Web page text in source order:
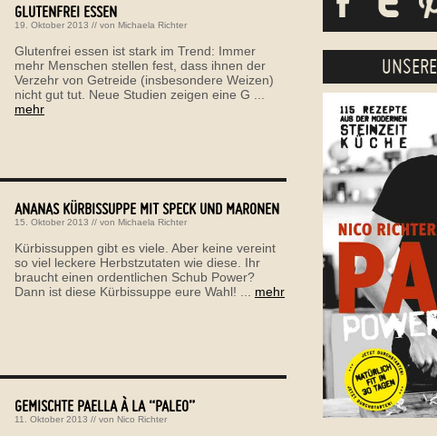
GLUTENFREI ESSEN
19. Oktober 2013 // von Michaela Richter
Glutenfrei essen ist stark im Trend: Immer
mehr Menschen stellen fest, dass ihnen der
Verzehr von Getreide (insbesondere Weizen)
nicht gut tut. Neue Studien zeigen eine G ...
mehr
ANANAS KÜRBISSUPPE MIT SPECK UND MARONEN
15. Oktober 2013 // von Michaela Richter
Kürbissuppen gibt es viele. Aber keine vereint
so viel leckere Herbstzutaten wie diese. Ihr
braucht einen ordentlichen Schub Power?
Dann ist diese Kürbissuppe eure Wahl! ... mehr
GEMISCHTE PAELLA À LA “PALEO”
11. Oktober 2013 // von Nico Richter